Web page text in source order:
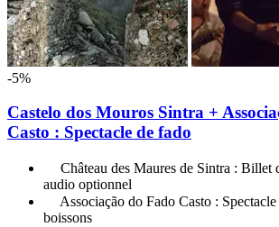
-5%
Castelo dos Mouros Sintra +
Casto : Spectacle de fado
Château des Maures de Sintra : Billet
audio optionnel
Associação do Fado Casto :
boissons